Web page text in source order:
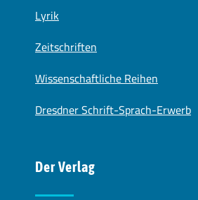
Lyrik
Zeitschriften
Wissenschaftliche Reihen
Dresdner Schrift-Sprach-Erwerb
Der Verlag